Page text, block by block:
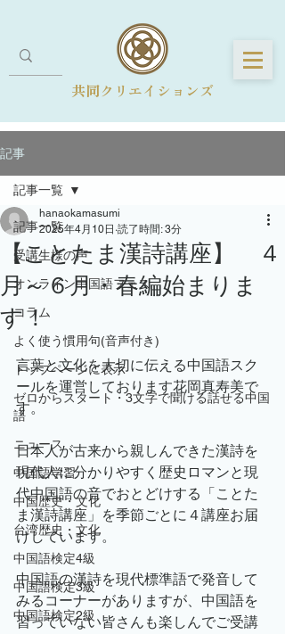
共同クリエイションズ
記事
記事一覧
受講生様の声
オンライン中国語フェス
コラム
よく使う慣用句(音声付き)
トップページに表示
ゼロからスタート・3文字で聞ける話せる中国
語
ニュース
中国語学習
中国歴史・文化
台湾歴史・文化
中国語検定4級
中国語検定3級
中国語検定2級
記事一覧
【ことたま漢詩講座】 ４
月～６月・春編始まりま
す！
hanaokamasumi
2025年4月10日 読了時間: 3分
言葉と文化を大切に伝える中国語スク
ールを運営しております花岡真寿美で
す。
日本人が古来から親しんできた漢詩を
現代人に分かりやすく歴史ロマンと現
代中国語の音でおとどけする「ことた
ま漢詩講座」を季節ごとに４講座お届
けしています。
中国語の漢詩を現代標準語で発音して
みるコーナーがありますが、中国語を
習っていない皆さんも楽しんでご受講